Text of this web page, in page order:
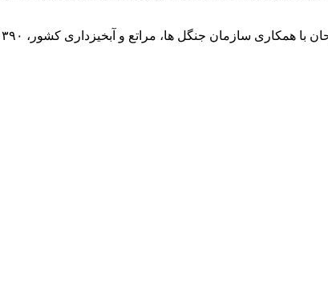
با همکاری سازمان جنگل ها، مراتع و آبخیزداری کشور، ۱۳۹۰ ،